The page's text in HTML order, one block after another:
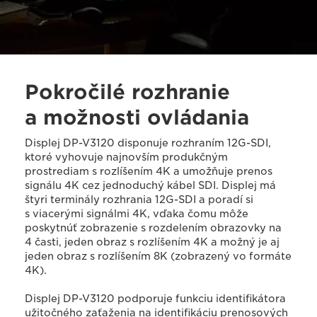
Pokročilé rozhranie
a možnosti ovládania
Displej DP-V3120 disponuje rozhraním 12G-SDI,
ktoré vyhovuje najnovším produkčným
prostrediam s rozlíšením 4K a umožňuje prenos
signálu 4K cez jednoduchý kábel SDI. Displej má
štyri terminály rozhrania 12G-SDI a poradí si
s viacerými signálmi 4K, vďaka čomu môže
poskytnúť zobrazenie s rozdelením obrazovky na
4 časti, jeden obraz s rozlíšením 4K a možný je aj
jeden obraz s rozlíšením 8K (zobrazený vo formáte
4K).
Displej DP-V3120 podporuje funkciu identifikátora
užitočného zaťaženia na identifikáciu prenosových